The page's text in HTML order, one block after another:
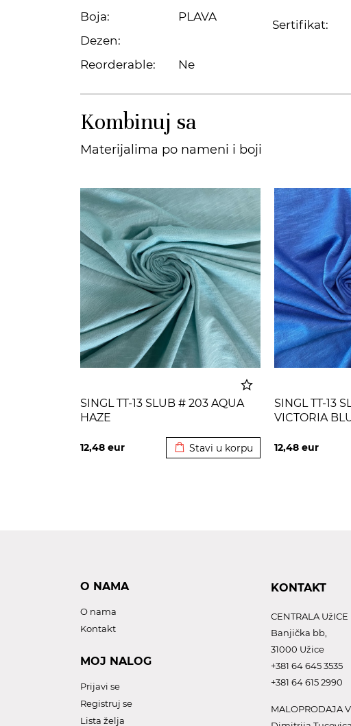
Boja:
PLAVA
Dezen:
Reorderable:
Ne
Sertifikat:
Kombinuj sa
Materijalima po nameni i boji
SINGL TT-13 SLUB # 203 AQUA
HAZE
12,48 eur Stavi u korpu
SINGL TT-13
VICTORIA
12,48 eur
O NAMA
O nama
Kontakt
MOJ NALOG
Prijavi se
Registruj se
Lista želja
KONTAKT
CENTRALA UžICE
Banjička bb,
31000 Užice
+381 64 645 3535
+381 64 615 2990
MALOPRODAJA